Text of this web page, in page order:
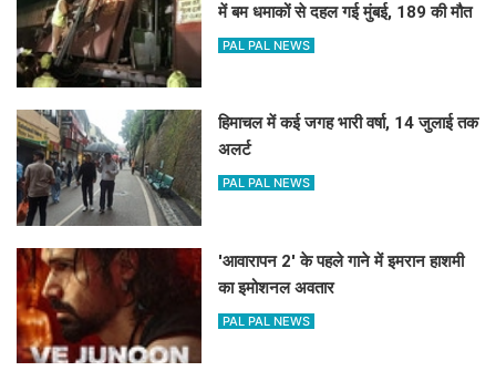
में बम धमाकों से दहल गई मुंबई, 189 की मौत
PAL PAL NEWS
हिमाचल में कई जगह भारी वर्षा, 14 जुलाई तक
अलर्ट
PAL PAL NEWS
'आवारापन 2' के पहले गाने में इमरान हाशमी
का इमोशनल अवतार
PAL PAL NEWS